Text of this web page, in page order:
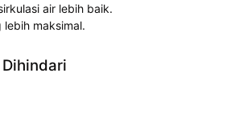
air lebih baik.
maksimal.